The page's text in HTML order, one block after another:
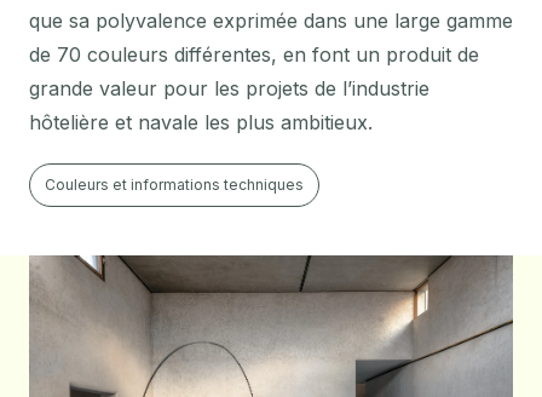
que sa polyvalence exprimée dans une large gamme
de 70 couleurs différentes, en font un produit de
grande valeur pour les projets de l’industrie
hôtelière et navale les plus ambitieux.
Couleurs et informations techniques